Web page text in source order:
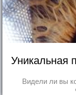
Уникальная
Видели ли вы